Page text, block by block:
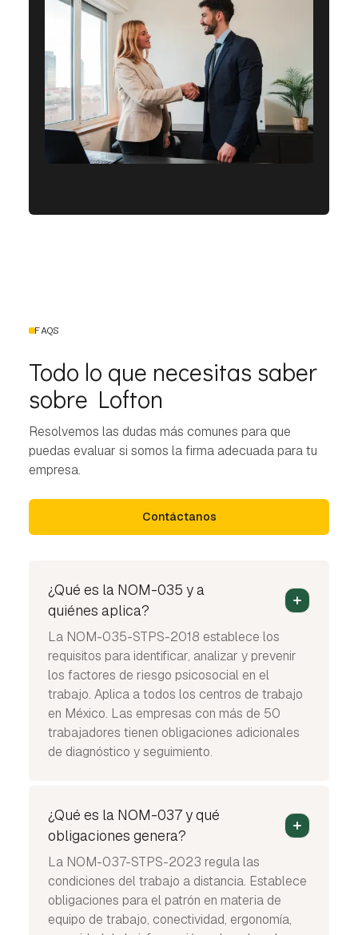
FAQS
Todo lo que necesitas saber
sobre Lofton
Resolvemos las dudas más comunes para que
puedas evaluar si somos la firma adecuada para tu
empresa.
Contáctanos
¿Qué es la NOM-035 y a
quiénes aplica?
La NOM-035-STPS-2018 establece los
requisitos para identificar, analizar y prevenir
los factores de riesgo psicosocial en el
trabajo. Aplica a todos los centros de trabajo
en México. Las empresas con más de 50
trabajadores tienen obligaciones adicionales
de diagnóstico y seguimiento.
¿Qué es la NOM-037 y qué
obligaciones genera?
La NOM-037-STPS-2023 regula las
condiciones del trabajo a distancia. Establece
obligaciones para el patrón en materia de
equipo de trabajo, conectividad, ergonomía,